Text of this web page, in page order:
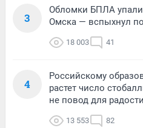
3
Обломки БПЛА упали
Омска — вспыхнул
18 003 41
4
Российскому
растет число
не повод для радости
13 553 82